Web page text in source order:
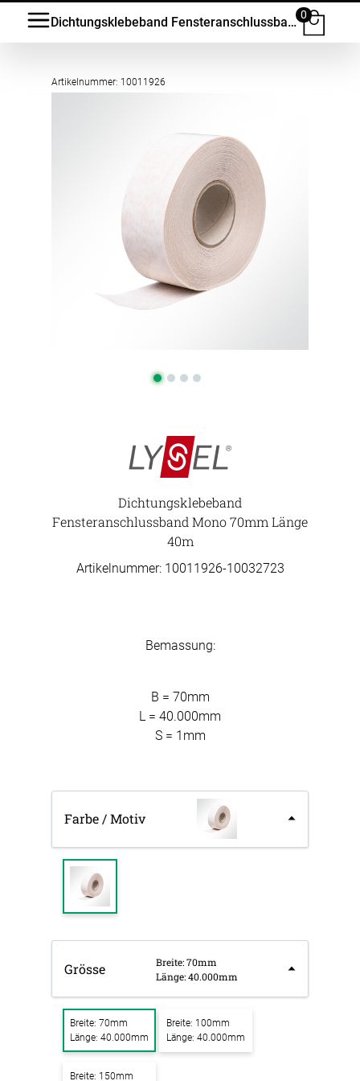
Dichtungsklebeband Fensteranschlussband Mono 70-150mm
0
Artikelnummer: 10011926
Dichtungsklebeband
Fensteranschlussband Mono 70mm Länge
40m
Artikelnummer: 10011926-10032723
Bemassung:
B = 70mm
L = 40.000mm
S = 1mm
Farbe / Motiv
Grösse
Breite: 70mm
Länge: 40.000mm
Breite: 70mm
Länge: 40.000mm
Breite: 100mm
Länge: 40.000mm
Breite: 150mm